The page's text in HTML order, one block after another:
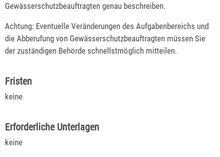
Gewässerschutzbeauftragten genau beschreiben.
Achtung: Eventuelle Veränderungen des Aufgabenbereichs und
die Abberufung von Gewässerschutzbeauftragten müssen Sie
der zuständigen Behörde schnellstmöglich mitteilen.
Fristen
keine
Erforderliche Unterlagen
keine